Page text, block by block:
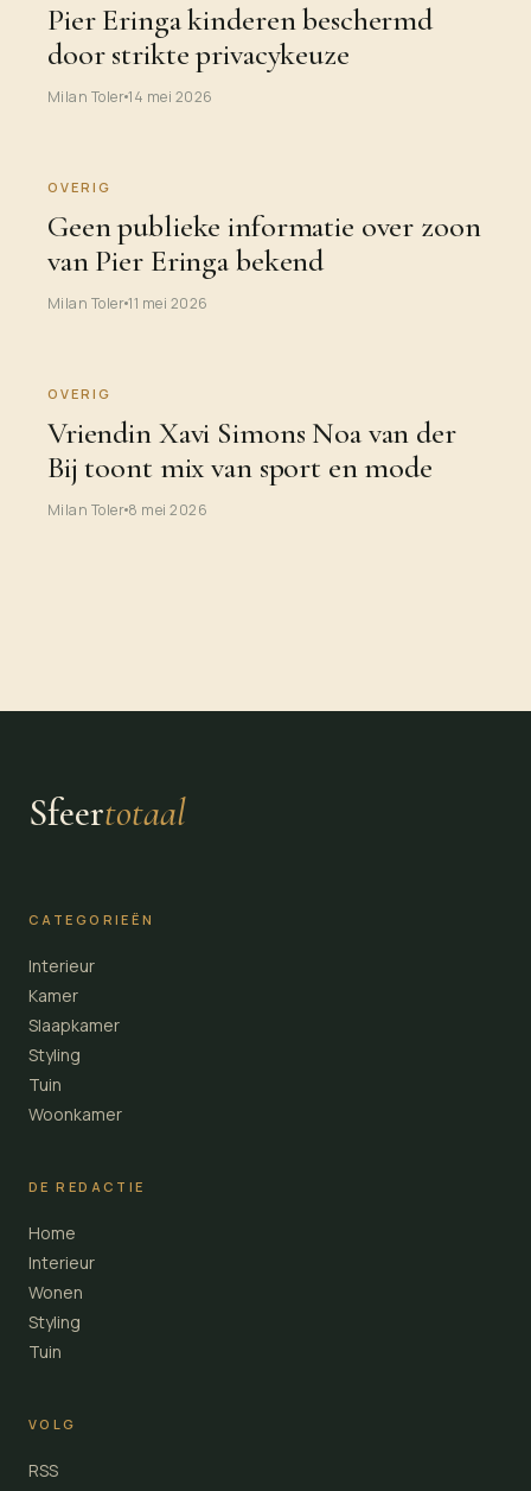
Pier Eringa kinderen beschermd
door strikte privacykeuze
Milan Toler14 mei 2026
OVERIG
Geen publieke informatie over zoon
van Pier Eringa bekend
Milan Toler11 mei 2026
OVERIG
Vriendin Xavi Simons Noa van der
Bij toont mix van sport en mode
Milan Toler 8 mei 2026
Sfeertotaal
CATEGORIEËN
Interieur
Kamer
Slaapkamer
Styling
Tuin
Woonkamer
DE REDACTIE
Home
Interieur
Wonen
Styling
Tuin
VOLG
RSS